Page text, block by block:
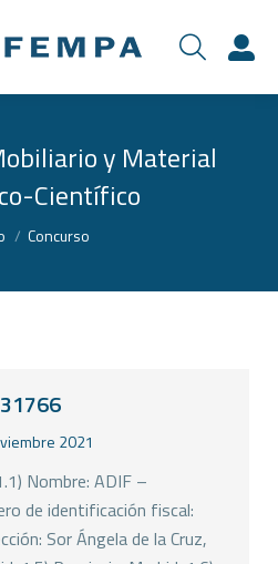
y Material
Científico
aquí:
Concurso
2021
Nombre: ADIF –
de identificación fiscal:
Sor Ángela de la Cruz,